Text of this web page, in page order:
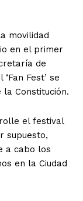
movilidad
en el primer
de
Fest’ se
Constitución.
el festival
supuesto,
a cabo los
en la Ciudad